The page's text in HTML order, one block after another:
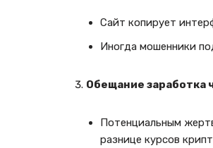
Сайт копирует
Иногда мошенники
Обещание заработка
Потенциальным
разнице курсов